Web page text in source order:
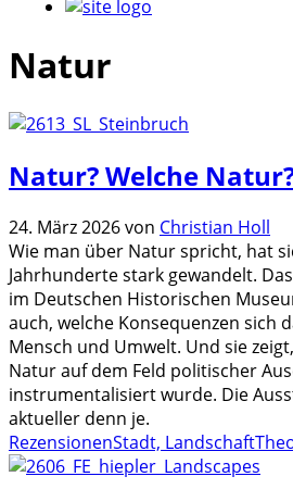
Natur
Natur? Welche
24. März 2026von Christian Holl
Wie man über Natur spricht, hat
Jahrhunderte stark gewandelt.
im Deutschen Historischen
auch, welche Konsequenzen sich
Mensch und Umwelt. Und sie
Natur auf dem Feld politischer
instrumentalisiert wurde. Die
aktueller denn je.
RezensionenStadt, Landschaft